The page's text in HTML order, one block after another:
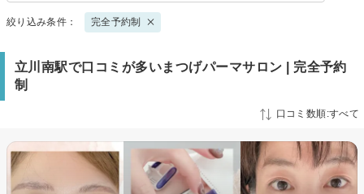
絞り込み条件： 完全予約制
立川南駅で口コミが多いまつげパーマサロン | 完全予約
制
口コミ数順:すべて